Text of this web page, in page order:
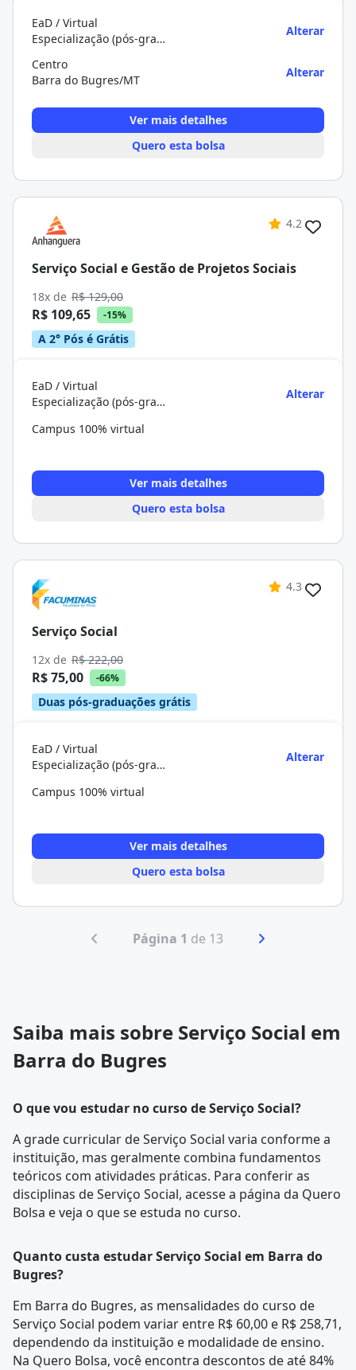
EaD / Virtual
Especialização (pós-graduação)
Alterar
Centro
Barra do Bugres/MT
Alterar
Ver mais detalhes
Quero esta bolsa
4.2
Serviço Social e Gestão de Projetos Sociais
18x de R$ 129,00
R$ 109,65 -15%
A 2° Pós é Grátis
EaD / Virtual
Especialização (pós-graduação)
Alterar
Campus 100% virtual
Ver mais detalhes
Quero esta bolsa
4.3
Serviço Social
12x de R$ 222,00
R$ 75,00 -66%
Duas pós-graduações grátis
EaD / Virtual
Especialização (pós-graduação)
Alterar
Campus 100% virtual
Ver mais detalhes
Quero esta bolsa
Página 1 de 13
Saiba mais sobre Serviço Social em
Barra do Bugres
O que vou estudar no curso de Serviço Social?
A grade curricularde Serviço Social varia conforme a
instituição, mas geralmente combina fundamentos
teóricos com atividades práticas. Para conferir as
disciplinas de Serviço Social, acesse a página da Quero
Bolsa e veja o que se estuda no curso.
Quanto custa estudar Serviço Social em Barra do
Bugres?
Em Barra do Bugres, as mensalidades do curso de
Serviço Social podem variar entre R$ 60,00 e R$ 258,71,
dependendo da instituição e modalidade de ensino.
Na Quero Bolsa, você encontra descontos de até 84%